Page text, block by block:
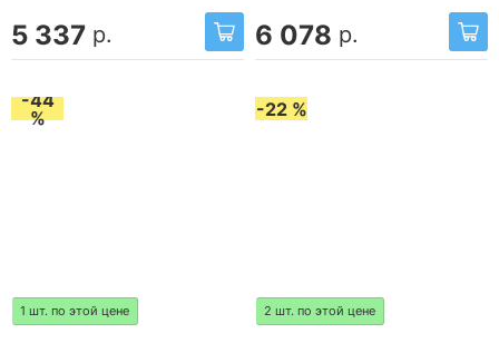
5 337 р. 6 078 р.
-44
%
1 шт. по этой цене
-22 %
2 шт. по этой цене